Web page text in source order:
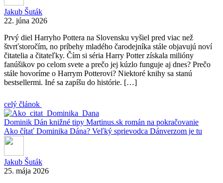
Jakub Šuták
22. júna 2026
Prvý diel Harryho Pottera na Slovensku vyšiel pred viac než
štvrťstoročím, no príbehy mladého čarodejníka stále objavujú noví
čitatelia a čitateľky. Čím si séria Harry Potter získala milióny
fanúšikov po celom svete a prečo jej kúzlo funguje aj dnes? Prečo
stále hovoríme o Harrym Potterovi? Niektoré knihy sa stanú
bestsellermi. Iné sa zapíšu do histórie. […]
celý článok
Dominik Dán knižné tipy Martinus.sk román na pokračovanie
Ako čítať Dominika Dána? Veľký sprievodca Dánverzom je tu
Jakub Šuták
25. mája 2026